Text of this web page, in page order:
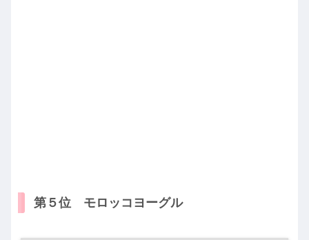
第５位 モロッコヨーグル